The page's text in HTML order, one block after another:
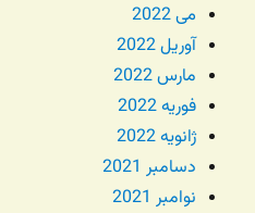
می 2022
آوریل 2022
مارس 2022
فوریه 2022
ژانویه 2022
دسامبر 2021
نوامبر 2021